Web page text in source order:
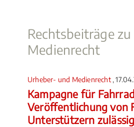
Rechtsbeiträge
Medienrecht
Urheber- und Medienrecht ,
Kampagne für
Veröffentlichung von
Unterstützern zulässig